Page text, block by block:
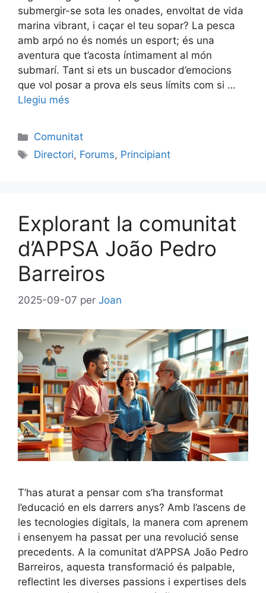
submergir-se sota les onades, envoltat de vida
marina vibrant, i caçar el teu sopar? La pesca
amb arpó no és només un esport; és una
aventura que t’acosta íntimament al món
submarí. Tant si ets un buscador d’emocions
que vol posar a prova els seus límits com si …
Llegiu més
Categories
Comunitat
Etiquetes
Directori, Forums, Principiant
Explorant la comunitat
d’APPSA João Pedro
Barreiros
2025-09-07 per Joan
T’has aturat a pensar com s’ha transformat
l’educació en els darrers anys? Amb l’ascens de
les tecnologies digitals, la manera com aprenem
i ensenyem ha passat per una revolució sense
precedents. A la comunitat d’APPSA João Pedro
Barreiros, aquesta transformació és palpable,
reflectint les diverses passions i expertises dels